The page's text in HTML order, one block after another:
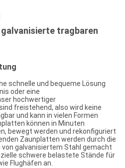
tragbaren
schnelle und bequeme Lösung
oder eine
hochwertiger
freistehend, also wird keine
und kann in vielen Formen
können in Minuten
bewegt werden und rekonfiguriert
Zaunplatten werden durch die
galvanisiertem Stahl gemacht
schwere belastete Stände für
Flughäfen an.